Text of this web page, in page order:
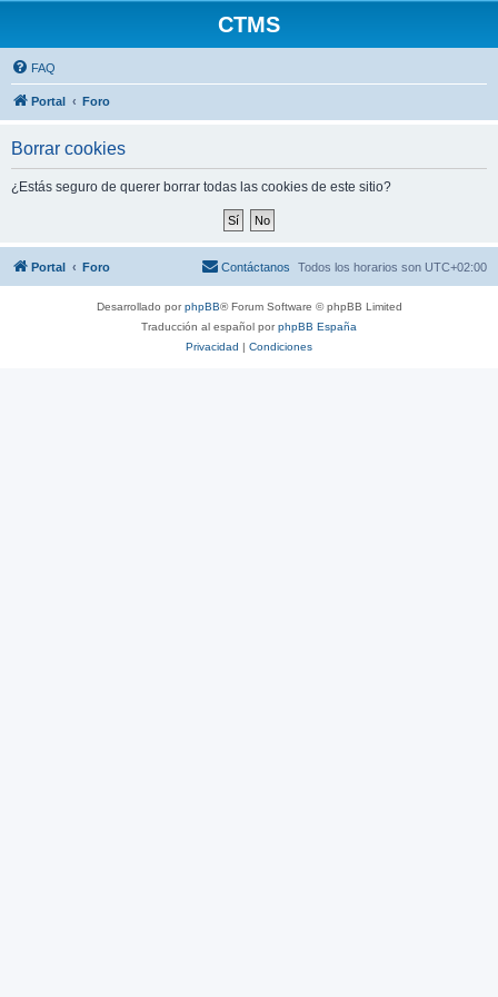
CTMS
FAQ
Portal Foro
Borrar cookies
¿Estás seguro de querer borrar todas las cookies de este sitio?
Portal Foro Todos los horarios son UTC+02:00
Contáctanos
Desarrollado porphpBB® Forum Software © phpBB Limited
Traducción al español porphpBB España
Privacidad | Condiciones